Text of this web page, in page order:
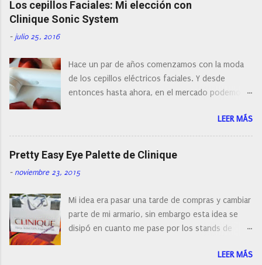
a
r
n
o
m
e
n
t
a
o
Los cepillos Faciales: Mi elección con
Clinique Sonic System
- julio 25, 2016
Hace un par de años comenzamos con la moda
de los cepillos eléctricos faciales. Y desde
entonces hasta ahora, en el mercado podemos
con diferentes características, a pilas, a batería,
cepillos de rotación o de oscilación... y
naturalmente de todos los precios. Existe en la
actualidad tal variedad, que antes de hacer la
compra debemos de hacernos unas preguntas:
post os voy a dar mi opinión de porque elegí mi
cepillo facial de Clinique
LEER MÁS
Pretty Easy Eye Palette de Clinique
- noviembre 23, 2015
Mi idea era pasar una tarde de compras y cambiar
parte de mi armario, sin embargo esta idea se
disipó en cuanto me pase por los stands de
resistirse a esta paleta de colores de Clinique.
LEER MÁS